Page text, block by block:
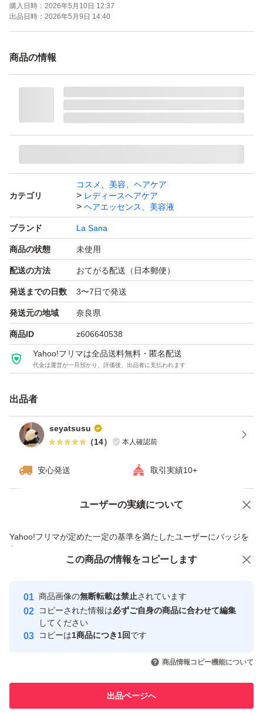
【商品名】海藻 ヘアエッセンス しっとり
【容量】25ml（約3週間分）
【特徴】無香料、洗い流さないタイプ、ダメージヘアケ
【商品の状態】未使用
よろしくお願いいたします。
ラサーナ 海藻 ヘア エッセンス しっとり 25ml
ブランド：La Sana
購入日時： 2026年5月10日 12:37
出品日時： 2026年5月9日 14:40
商品の情報
カテゴリ
コスメ、美容、ヘアケア
レディースヘアケア
ヘアエッセンス、美容液
ブランド La Sana
商品の状態 未使用
配送の方法 おてがる配送（日本郵便）
発送までの日数 3〜7日で発送
発送元の地域 奈良県
商品ID z606640538
Yahoo!フリマは全品送料無料・匿名配送
代金は運営が一旦預かり、評価後、出品者に支払われます
出品者
seyatsusu
（14） 本人確認前
安心発送 取引実績10+
ユーザーの実績について
Yahoo!フリマが定めた一定の基準を満たしたユーザーにバッジを
付与しています
安心取引出品者
心・安全なユーザーです
取引実績
引を完了させた実績があります
での取引実績があります
価格の相談 商品への質問
この商品の情報をコピーします
商品画像の無断転載は禁止されています
コピーされた情報は必ずご自身の商品に合わせて編集
してください
コピーは1商品につき1回です
商品情報コピー機能について
出品ページへ
この商品をみている人にオススメ